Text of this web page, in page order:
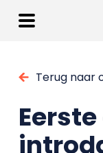
Terug naar